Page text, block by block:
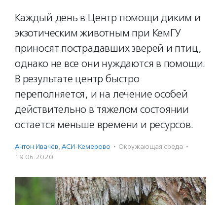
Каждый день в Центр помощи диким и
экзотическим животным при КемГУ
приносят пострадавших зверей и птиц,
однако не все они нуждаются в помощи.
В результате центр быстро
переполняется, и на лечение особей
действительно в тяжелом состоянии
остается меньше времени и ресурсов.
Антон Ивачёв, АСИ-Кемерово · Окружающая среда ·
19.06.2020